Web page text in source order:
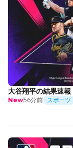
大谷翔平の結果速
New56分前 スポーツ